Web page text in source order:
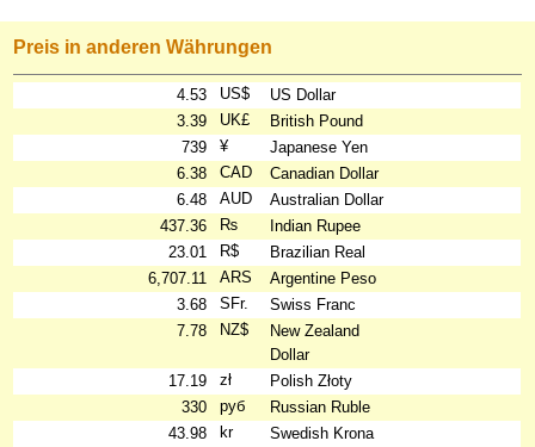
Preis in anderen Währungen
4.53 US$
US Dollar
3.39
UK£
British Pound
739
¥
Japanese Yen
6.38
CAD
Canadian Dollar
6.48
AUD
Australian Dollar
437.36
₨
Indian Rupee
23.01
R$
Brazilian Real
6,707.11
ARS
Argentine Peso
3.68
SFr.
Swiss Franc
7.78
NZ$
New Zealand
Dollar
17.19
zł
Polish Złoty
330
руб
Russian Ruble
43.98
kr
Swedish Krona